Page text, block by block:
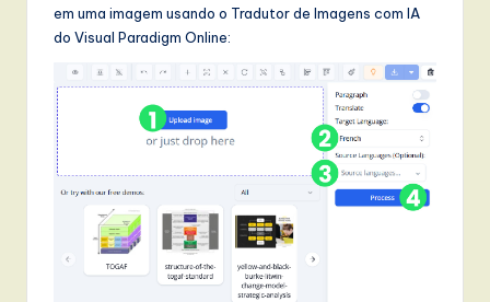
em uma imagem usando o Tradutor de Imagens com IA
do Visual Paradigm Online: